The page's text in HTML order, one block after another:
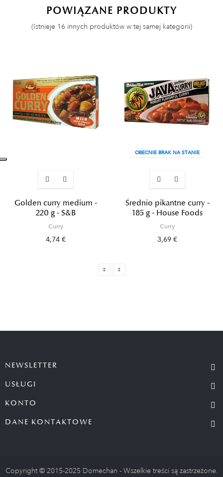
POWIĄZANE PRODUKTY
(Istnieje 16 innych produktów w tej samej kategorii)
Golden curry medium -
220 g - S&B
Curry
4,74 €
OBECNIE BRAK NA STANIE
Średnio pikantne curry -
185 g - House Foods
Curry
3,69 €
NEWSLETTER
USŁUGI
KONTO
DANE KONTAKTOWE
Copyright © 2015-2025 Domechan - Wszelkie treści są zastrzeżone.